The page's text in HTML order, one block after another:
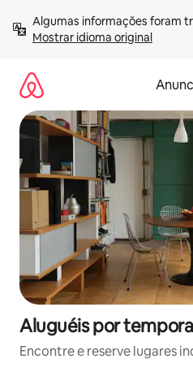
para
Mostrar idioma original
Aluguéis por
Encontre e reserve lugares